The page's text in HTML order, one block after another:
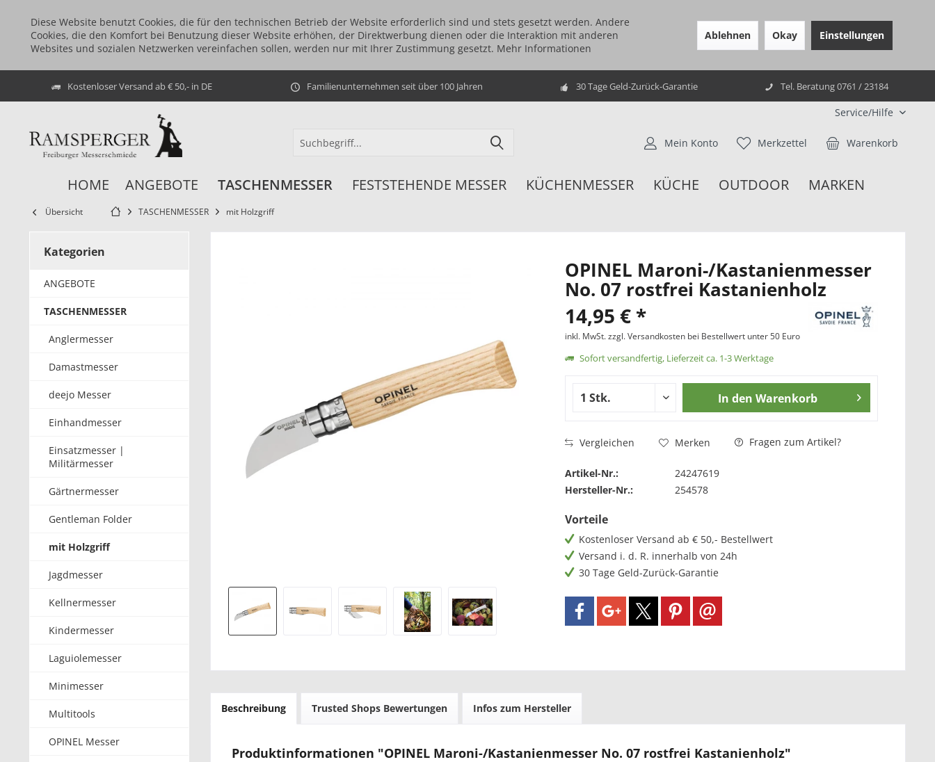
Diese Website benutzt Cookies, die für den technischen Betrieb der Website erforderlich sind und stets gesetzt werden. Andere
Cookies, die den Komfort bei Benutzung dieser Website erhöhen, der Direktwerbung dienen oder die Interaktion mit anderen
Websites und sozialen Netzwerken vereinfachen sollen, werden nur mit Ihrer Zustimmung gesetzt. Mehr Informationen
Ablehnen Okay Einstellungen
Kostenloser Versand ab € 50,- in DE Familienunternehmen seit über 100 Jahren 30 Tage Geld-Zurück-Garantie Tel. Beratung 0761 / 23184
Service/Hilfe
Warenkorb
Merkzettel
Mein Konto
HOME ANGEBOTE TASCHENMESSER FESTSTEHENDE MESSER KÜCHENMESSER KÜCHE OUTDOOR MARKEN
Übersicht TASCHENMESSER mit Holzgriff
Kategorien
ANGEBOTE
TASCHENMESSER
Anglermesser
Damastmesser
deejo Messer
Einhandmesser
Einsatzmesser |
Militärmesser
Gärtnermesser
Gentleman Folder
mit Holzgriff
Jagdmesser
Kellnermesser
Kindermesser
Laguiolemesser
Minimesser
Multitools
OPINEL Messer
OPINEL Maroni-/Kastanienmesser
No. 07 rostfrei Kastanienholz
14,95 € *
inkl. MwSt.zzgl. Versandkosten bei Bestellwert unter 50 Euro
Sofort versandfertig, Lieferzeit ca. 1-3 Werktage
In den Warenkorb
Vergleichen Merken Fragen zum Artikel?
Artikel-Nr.:
24247619
Hersteller-Nr.:
254578
Vorteile
Kostenloser Versand ab € 50,- Bestellwert
Versand i. d. R. innerhalb von 24h
30 Tage Geld-Zurück-Garantie
Beschreibung Trusted Shops Bewertungen Infos zum Hersteller
Produktinformationen "OPINEL Maroni-/Kastanienmesser No. 07 rostfrei Kastanienholz"